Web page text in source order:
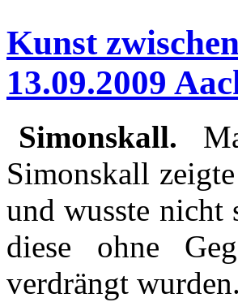
Kunst
13.09.2009
Simonskall.
Simonskall
und wusste nicht
diese ohne
verdrängt wurden.